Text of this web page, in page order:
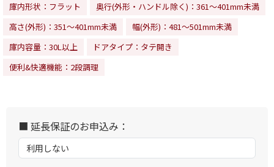
庫内形状：フラット
奥行(外形・ハンドル除く)：361～401mm未満
高さ(外形)：351～401mm未満
幅(外形)：481～501mm未満
庫内容量：30L以上
ドアタイプ：タテ開き
便利&快適機能：2段調理
■ 延長保証のお申込み：